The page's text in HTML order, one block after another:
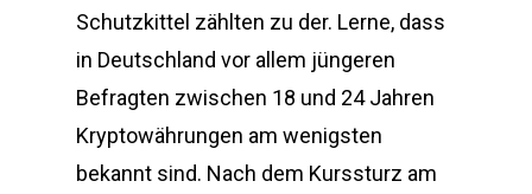
Schutzkittel zählten zu der. Lerne, dass
in Deutschland vor allem jüngeren
Befragten zwischen 18 und 24 Jahren
Kryptowährungen am wenigsten
bekannt sind. Nach dem Kurssturz am